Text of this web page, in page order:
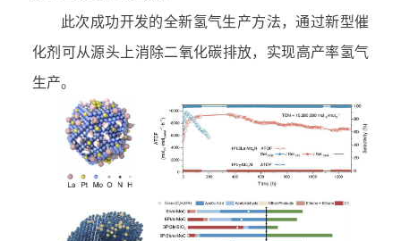
此次成功开发的全新氢气生产方法，通过新型催
化剂可从源头上消除二氧化碳排放，实现高产率氢气
生产。